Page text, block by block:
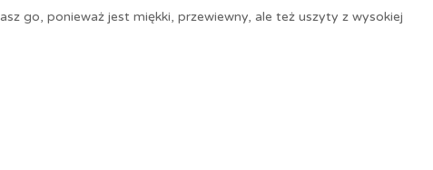
go, ponieważ jest miękki, przewiewny, ale też uszyty z wysokiej